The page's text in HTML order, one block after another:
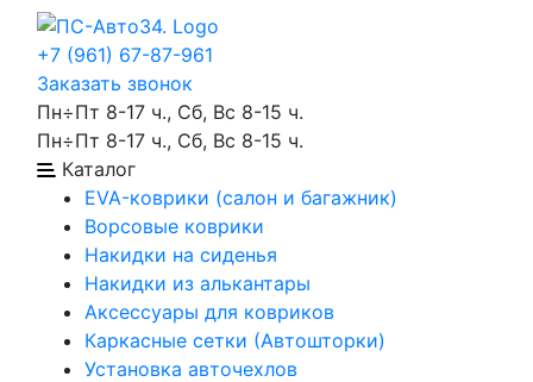
+7 (961) 67-87-961
Заказать звонок
Пн÷Пт 8-17 ч., Сб, Вс 8-15 ч.
Пн÷Пт 8-17 ч., Сб, Вс 8-15 ч.
Каталог
EVA-коврики (салон и багажник)
Ворсовые коврики
Накидки на сиденья
Накидки из алькантары
Аксессуары для ковриков
Каркасные сетки (Автошторки)
Установка авточехлов